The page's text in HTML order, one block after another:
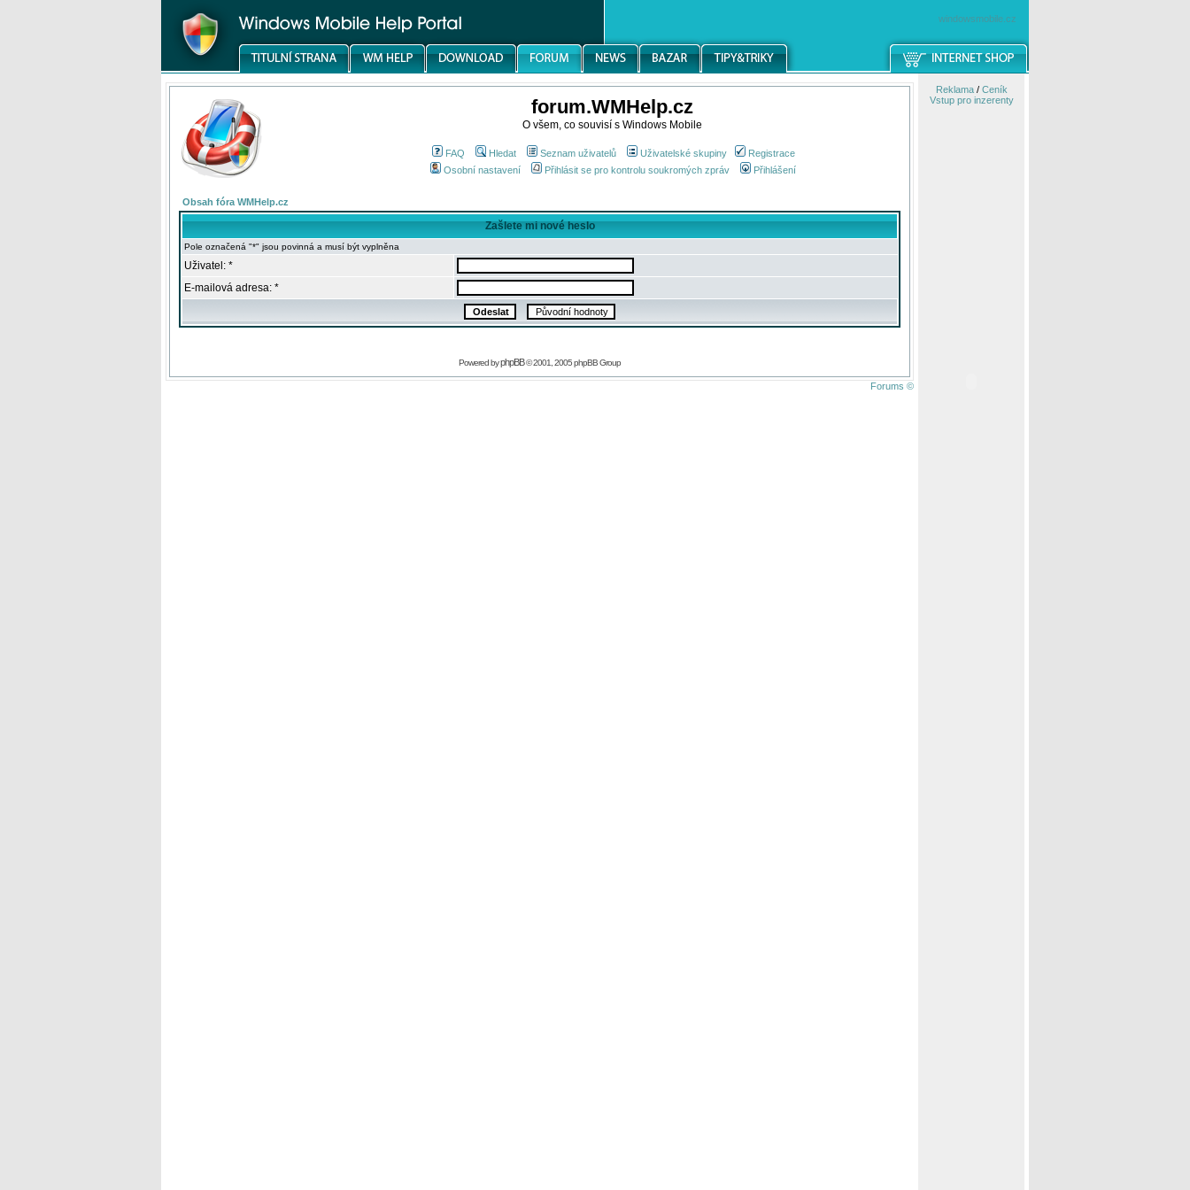
windowsmobile.cz
forum.WMHelp.cz
O všem, co souvisí s Windows Mobile
FAQ Hledat Seznam uživatelů Uživatelské skupiny
Registrace
Osobní nastavení
Přihlásit se pro kontrolu soukromých zpráv Přihlášení
Obsah fóra WMHelp.cz
Zašlete mi nové heslo
Pole označená "*" jsou povinná a musí být vyplněna
Uživatel: *
E-mailová adresa: *
Powered byphpBB© 2001, 2005 phpBB Group
Forums ©
Reklama/ Ceník
Vstup pro inzerenty